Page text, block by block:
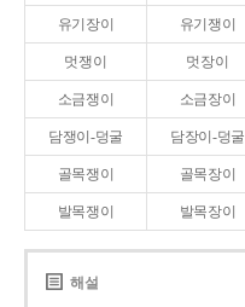
유기장이 유기쟁이
멋쟁이 멋장이
소금쟁이 소금장이
담쟁이-덩굴 담장이-덩굴
골목쟁이 골목장이
발목쟁이 발목장이
해설